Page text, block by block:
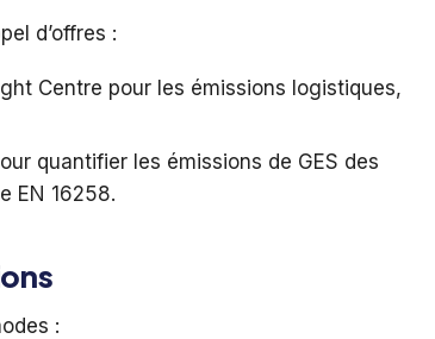
d’offres :
Centre pour les émissions logistiques,
quantifier les émissions de GES des
EN 16258.
: